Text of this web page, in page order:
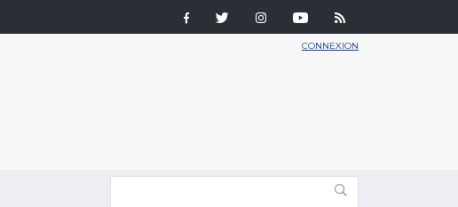
CONNEXION